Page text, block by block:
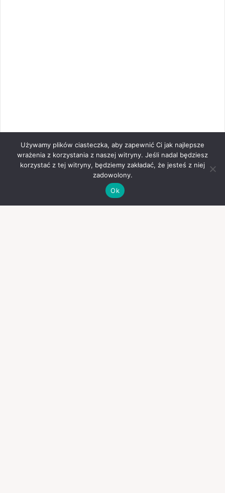
Używamy plików ciasteczka, aby zapewnić Ci jak najlepsze
wrażenia z korzystania z naszej witryny. Jeśli nadal będziesz
korzystać z tej witryny, będziemy zakładać, że jesteś z niej
zadowolony.
Ok